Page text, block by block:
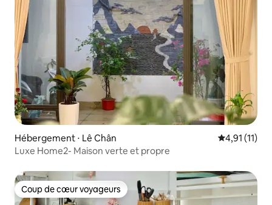
Hébergement ⋅ Lê Chân Évaluation
4,91 (11)
Luxe Home2- Maison verte et propre
Coup de cœur voyageurs
Coup de cœur voyageurs